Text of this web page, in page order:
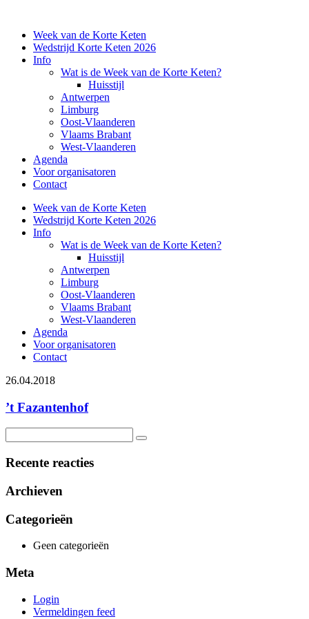
Week van de Korte Keten
Wedstrijd Korte Keten 2026
Info
Wat is de Week van de Korte Keten?
Huisstijl
Antwerpen
Limburg
Oost-Vlaanderen
Vlaams Brabant
West-Vlaanderen
Agenda
Voor organisatoren
Contact
Week van de Korte Keten
Wedstrijd Korte Keten 2026
Info
Wat is de Week van de Korte Keten?
Huisstijl
Antwerpen
Limburg
Oost-Vlaanderen
Vlaams Brabant
West-Vlaanderen
Agenda
Voor organisatoren
Contact
26.04.2018
’t Fazantenhof
Recente reacties
Archieven
Categorieën
Geen categorieën
Meta
Login
Vermeldingen feed